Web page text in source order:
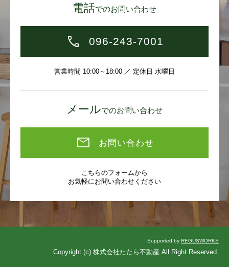
まずはお気軽にお問い合わせください(^^)/
詳しくはお問い合わせください。）
可能性がございます。
来客されました際にあわせてご紹介を行っているため、す
気になる物件がございましたら、お早めにお問合せくださ
いますようお願いいたします。
※掲載内容と現況に相違がある場合は、現況優先とさせて
いただきます。
電話でのお問い合わせ
096-243-7001
営業時間 10:00～18:00 ／ 定休日 水曜日
メールでのお問い合わせ
お問い合わせ
こちらのフォームから
お気軽にお問い合わせください
Supported by REGUSWORKS
Copyright (c) 株式会社たたら不動産 All Right Reserved.